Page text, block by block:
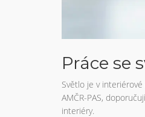
Práce se
Světlo je v
AMČR-PAS,
interiéry.